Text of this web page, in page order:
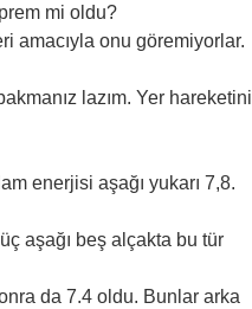
mi oldu?
amacıyla onu göremiyorlar.
lazım. Yer hareketini
enerjisi aşağı yukarı 7,8.
aşağı beş alçakta bu tür
da 7.4 oldu. Bunlar arka